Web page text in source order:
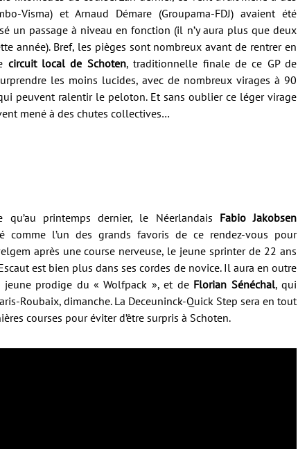
Visma) et Arnaud Démare (Groupama-FDJ) avaient été
un passage à niveau en fonction (il n’y aura plus que deux
année). Bref, les pièges sont nombreux avant de rentrer en
circuit local de Schoten, traditionnelle finale de ce GP de
les moins lucides, avec de nombreux virages à 90
peuvent ralentir le peloton. Et sans oublier ce léger virage
mené à des chutes collectives…
printemps dernier, le Néerlandais Fabio Jakobsen
comme l’un des grands favoris de ce rendez-vous pour
après une course nerveuse, le jeune sprinter de 22 ans
est bien plus dans ses cordes de novice. Il aura en outre
jeune prodige du « Wolfpack », et de Florian Sénéchal, qui
Roubaix, dimanche. La Deceuninck-Quick Step sera en tout
courses pour éviter d’être surpris à Schoten.